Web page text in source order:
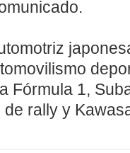
Fórmula 1,
rally y